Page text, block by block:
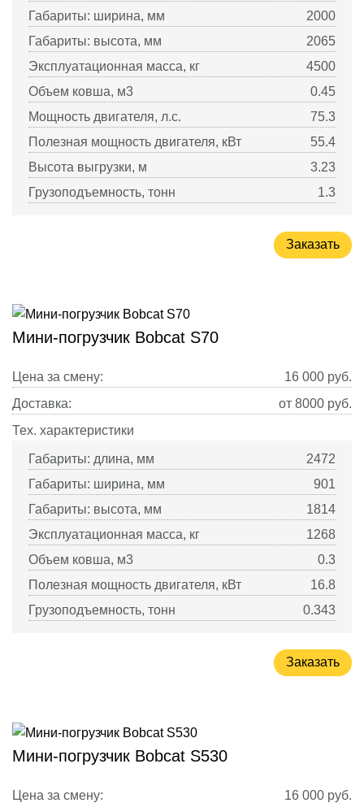
Габариты: ширина, мм
2000
Габариты: высота, мм
2065
Эксплуатационная масса, кг
4500
Объем ковша, м3
0.45
Мощность двигателя, л.с.
75.3
Полезная мощность двигателя, кВт
55.4
Высота выгрузки, м
3.23
Грузоподъемность, тонн
1.3
Заказать
Мини-погрузчик Bobcat S70
Цена за смену: 16 000 руб.
Доставка:
от 8000 руб.
Тех. характеристики
Габариты: длина, мм
2472
Габариты: ширина, мм
901
Габариты: высота, мм
1814
Эксплуатационная масса, кг
1268
Объем ковша, м3
0.3
Полезная мощность двигателя, кВт
16.8
Грузоподъемность, тонн
0.343
Заказать
Мини-погрузчик Bobcat S530
Цена за смену: 16 000 руб.